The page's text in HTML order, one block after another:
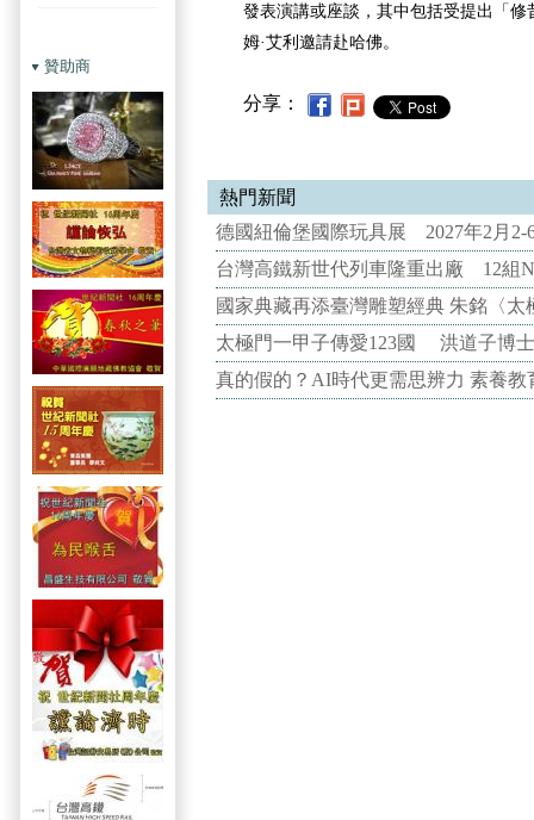
贊助商
發表演講或座談，其中包括受提出「
姆·艾利邀請赴哈佛。
分享：
熱門新聞
德國紐倫堡國際玩具展 2027年2月2-
台灣高鐵新世代列車隆重出廠 12組
國家典藏再添臺灣雕塑經典 朱銘〈
太極門一甲子傳愛123國 洪道子博
真的假的？AI時代更需思辨力 素養